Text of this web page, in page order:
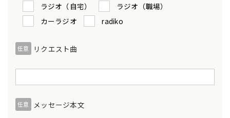
ラジオ（自宅）
ラジオ（職場）
カーラジオ
radiko
任意 リクエスト曲
任意 メッセージ本文